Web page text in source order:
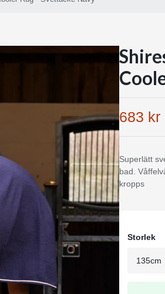
683 kr
Superlätt
bad.
kropps
Storlek